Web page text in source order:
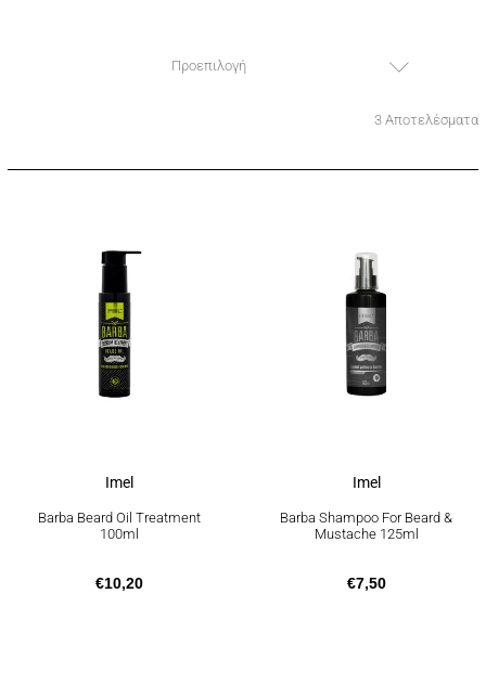
3 Αποτελέσματα
Προεπιλογή
Imel
Barba Beard Oil Treatment
100ml
€10,20
Imel
Barba Shampoo For Beard &
Mustache 125ml
€7,50